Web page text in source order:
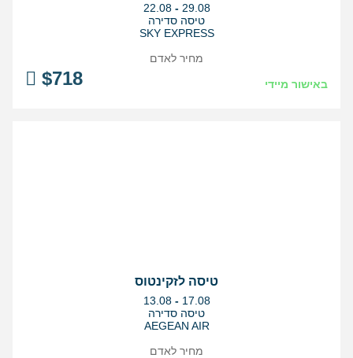
בין
התאריכים,
22.08 - 29.08
טיסה סדירה
SKY EXPRESS
באישור מיידי $718
מחיר לאדם
טיסה לזקינטוס
בין
התאריכים,
13.08 - 17.08
טיסה סדירה
AEGEAN AIR
מחיר לאדם